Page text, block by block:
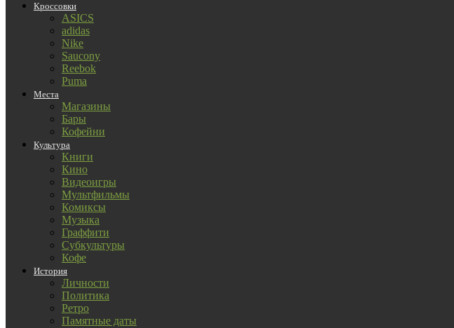
Кроссовки
ASICS
adidas
Nike
Saucony
Reebok
Puma
Места
Магазины
Бары
Кофейни
Культура
Книги
Кино
Видеоигры
Мультфильмы
Комиксы
Музыка
Граффити
Субкультуры
Кофе
История
Личности
Политика
Ретро
Памятные даты